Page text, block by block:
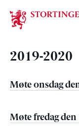
Stortinget.no
2019-2020
Møte onsdag
Møte fredag